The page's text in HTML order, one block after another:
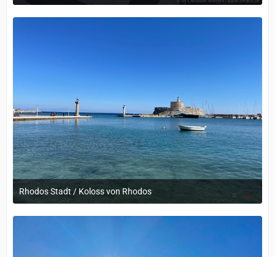
12. September 2022 um 14:05
Rhodos Stadt / Koloss von Rhodos
12. September 2022 um 14:05